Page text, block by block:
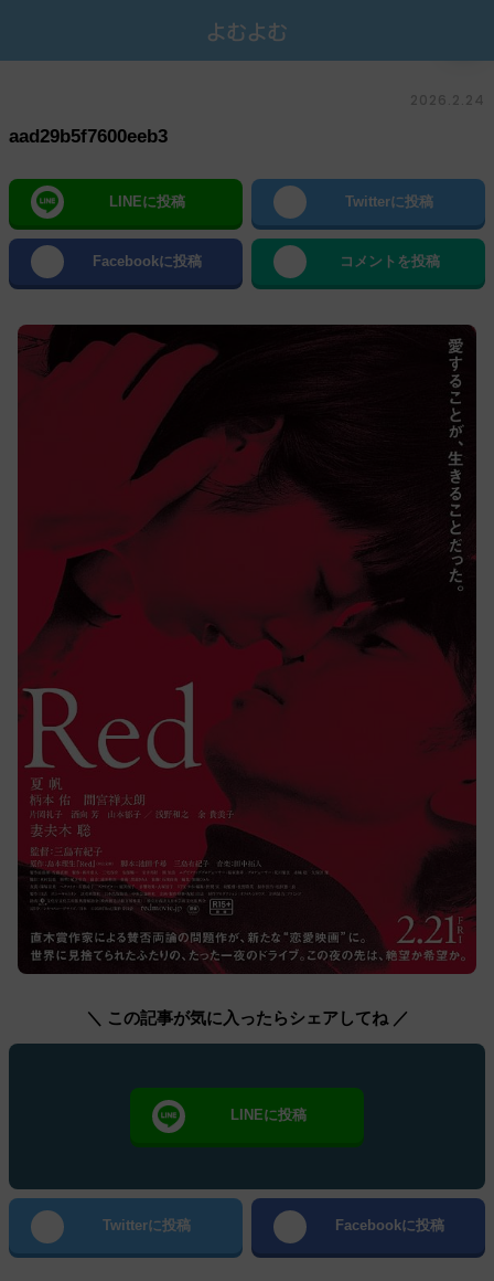
2026.2.24
aad29b5f7600eeb3
LINEに投稿 Twitterに投稿
Facebookに投稿 コメントを投稿
＼ この記事が気に入ったらシェアしてね ／
LINEに投稿
Twitterに投稿 Facebookに投稿